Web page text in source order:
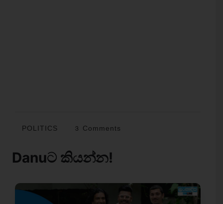
POLITICS 3 Comments